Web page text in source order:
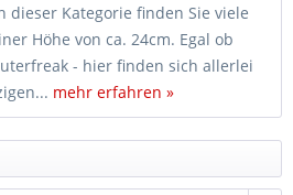
dieser Kategorie finden Sie viele
Höhe von ca. 24cm. Egal ob
- hier finden sich allerlei
mehr erfahren »